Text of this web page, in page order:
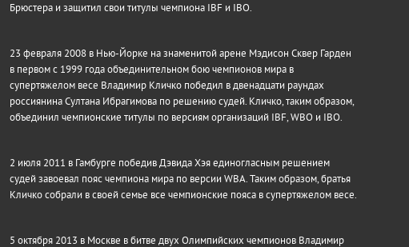
Брюстера и защитил свои титулы чемпиона IBF и IBO.
23 февраля 2008 в Нью-Йорке на знаменитой арене Мэдисон Сквер Гарден
в первом с 1999 года объединительном бою чемпионов мира в
супертяжелом весе Владимир Кличко победил в двенадцати раундах
россиянина Султана Ибрагимова по решению судей. Кличко, таким образом,
объединил чемпионские титулы по версиям организаций IBF, WBO и IBO.
2 июля 2011 в Гамбурге победив Дэвида Хэя единогласным решением
судей завоевал пояс чемпиона мира по версии WBA. Таким образом, братья
Кличко собрали в своей семье все чемпионские пояса в супертяжелом весе.
5 октября 2013 в Москве в битве двух Олимпийских чемпионов Владимир